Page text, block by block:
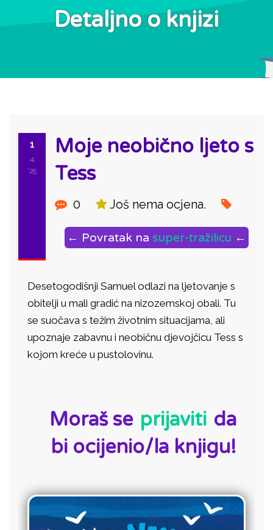
Detaljno o knjizi
1
4
'25
Moje neobično ljeto s
Tess
0 Još nema ocjena.
← Povratak na super-tražilicu ←
Desetogodišnji Samuel odlazi na ljetovanje s
obitelji u mali gradić na nizozemskoj obali. Tu
se suočava s težim životnim situacijama, ali
upoznaje zabavnu i neobičnu djevojčicu Tess s
kojom kreće u pustolovinu.
Moraš se prijaviti da
bi ocijenio/la knjigu!